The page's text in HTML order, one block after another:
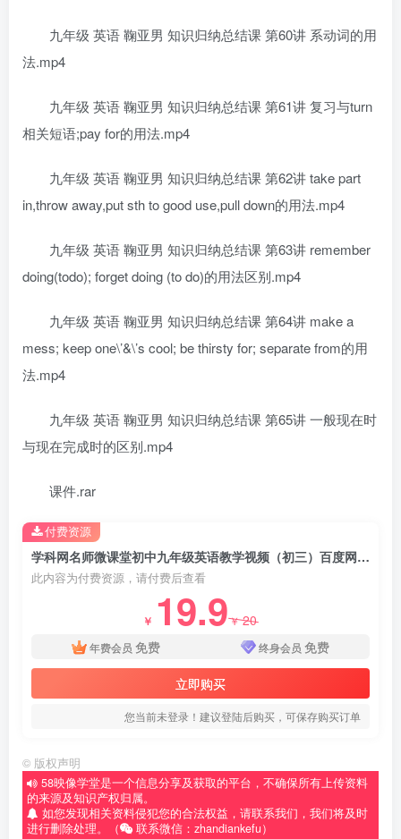
九年级 英语 鞠亚男 知识归纳总结课 第60讲 系动词的用
法.mp4
九年级 英语 鞠亚男 知识归纳总结课 第61讲 复习与turn
相关短语;pay for的用法.mp4
九年级 英语 鞠亚男 知识归纳总结课 第62讲 take part
in,throw away,put sth to good use,pull down的用法.mp4
九年级 英语 鞠亚男 知识归纳总结课 第63讲 remember
doing(todo); forget doing (to do)的用法区别.mp4
九年级 英语 鞠亚男 知识归纳总结课 第64讲 make a
mess; keep one\’&\’s cool; be thirsty for; separate from的用
法.mp4
九年级 英语 鞠亚男 知识归纳总结课 第65讲 一般现在时
与现在完成时的区别.mp4
课件.rar
学科网名师微课堂初中九年级英语教学视频（初三）百度网盘分享下载
此内容为付费资源，请付费后查看
￥ 19.9￥20
年费会员 免费 终身会员 免费
立即购买
您当前未登录！建议登陆后购买，可保存购买订单
付费资源
© 版权声明
58映像学堂是一个信息分享及获取的平台，不确保所有上传资料
的来源及知识产权归属。
如您发现相关资料侵犯您的合法权益，请联系我们，我们将及时
进行删除处理。（
联系微信：zhandiankefu）